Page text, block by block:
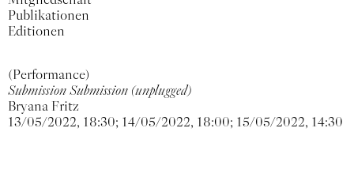
Publikationen
Editionen
(Performance)
Submission Submission (unplugged)
Bryana Fritz
13/05/2022, 18:30; 14/05/2022, 18:00; 15/05/2022, 14:30